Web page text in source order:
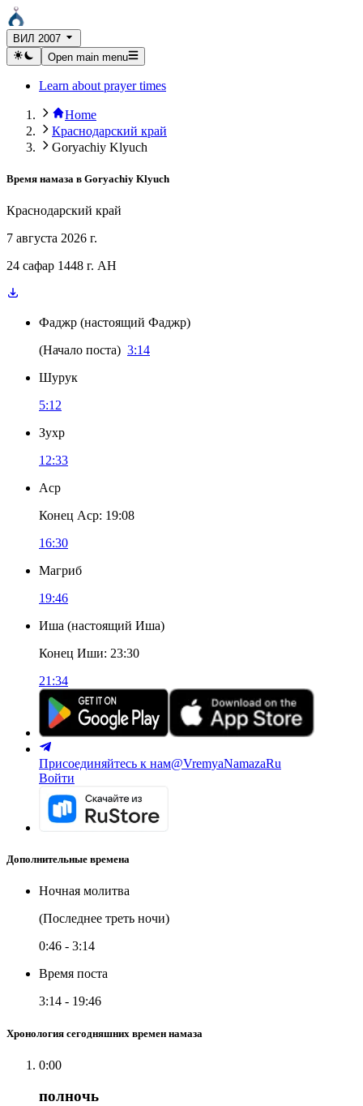
ВИЛ 2007
Open main menu
Learn about prayer times
Home
Краснодарский край
Goryachiy Klyuch
Время намаза в Goryachiy Klyuch
Краснодарский край
7 августа 2026 г.
24 сафар 1448 г. AH
Фаджр (настоящий Фаджр)
(Начало поста) 3:14
Шурук
5:12
Зухр
12:33
Аср
Конец Аср: 19:08
16:30
Магриб
19:46
Иша (настоящий Иша)
Конец Иши: 23:30
21:34
Присоединяйтесь к нам@VremyaNamazaRu
Войти
Дополнительные времена
Ночная молитва
(Последнее треть ночи)
0:46 - 3:14
Время поста
3:14 - 19:46
Хронология сегодняшних времен намаза
0:00
полночь